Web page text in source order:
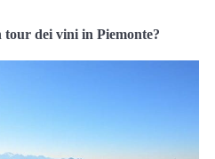
tour dei vini in Piemonte?